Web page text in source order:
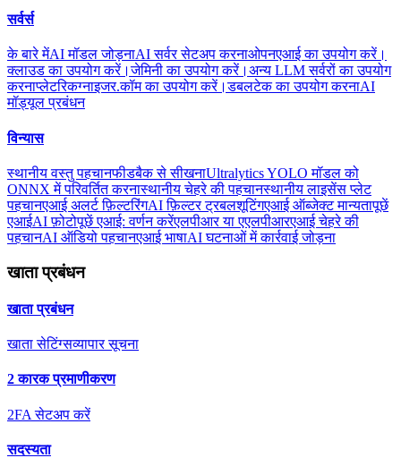
सर्वर्स
के बारे मेंAI मॉडल जोड़नाAI सर्वर सेटअप करनाओपनएआई का उपयोग करें।
क्लाउड का उपयोग करें।जेमिनी का उपयोग करें। अन्य LLM सर्वरों का उपयोग
करनाप्लेटरिकग्नाइजर.कॉम का उपयोग करें।डबलटेक का उपयोग करनाAI
मॉड्यूल प्रबंधन
विन्यास
स्थानीय वस्तु पहचानफीडबैक से सीखनाUltralytics YOLO मॉडल को
ONNX में परिवर्तित करनास्थानीय चेहरे की पहचानस्थानीय लाइसेंस प्लेट
पहचानएआई अलर्ट फ़िल्टरिंगAI फ़िल्टर ट्रबलशूटिंगएआई ऑब्जेक्ट मान्यतापूछें
एआईAI फ़ोटोपूछें एआई: वर्णन करेंएलपीआर या एएलपीआरएआई चेहरे की
पहचानAI ऑडियो पहचानएआई भाषाAI घटनाओं में कार्रवाई जोड़ना
खाता प्रबंधन
खाता प्रबंधन
खाता सेटिंग्सव्यापार सूचना
2 कारक प्रमाणीकरण
2FA सेटअप करें
सदस्यता